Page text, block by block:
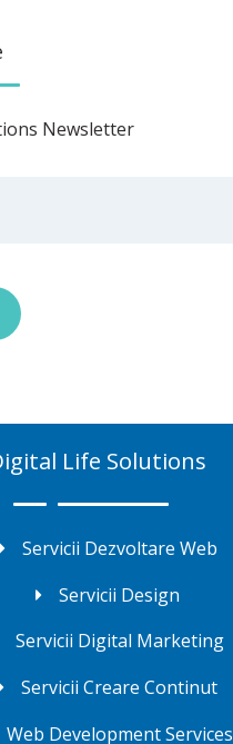
Newsletter
Life Solutions
Servicii Dezvoltare Web
Servicii Design
Servicii Digital Marketing
Servicii Creare Continut
Web Development Services